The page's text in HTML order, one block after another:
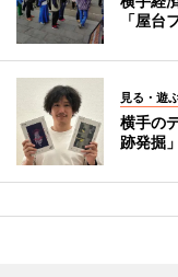
「屋台
見る・遊
横手の
跡発掘